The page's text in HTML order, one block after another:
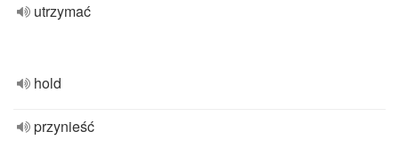
utrzymać
hold
przynieść